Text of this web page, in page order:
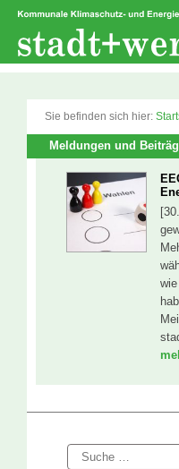
Zum
springen
Sie befinden sich hier:
Meldungen und
Suche